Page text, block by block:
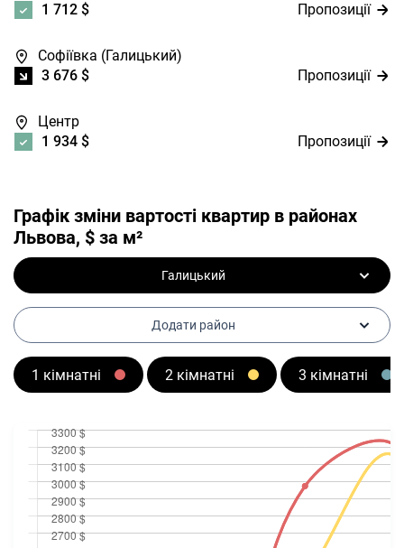
1 712 $
Пропозиції
Софіївка (Галицький)
3 676 $
Пропозиції
Центр
1 934 $
Пропозиції
Графік зміни вартості квартир в районах
Львова, $ за м²
Галицький
Додати район
1 кімнатні 2 кімнатні 3 кімнатні